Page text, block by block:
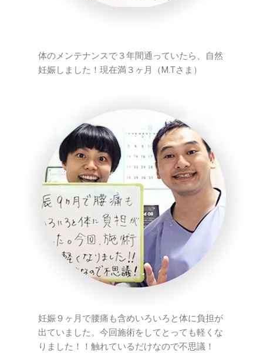
体のメンテナンスで３年間通っていたら、自然
妊娠しました！現在満３ヶ月（M.Tさま）
妊娠９ヶ月で腰痛も含めいろいろと体に負担が
出ていました。今回施術をしてとっても軽くな
りました！！触れているだけなので不思議！